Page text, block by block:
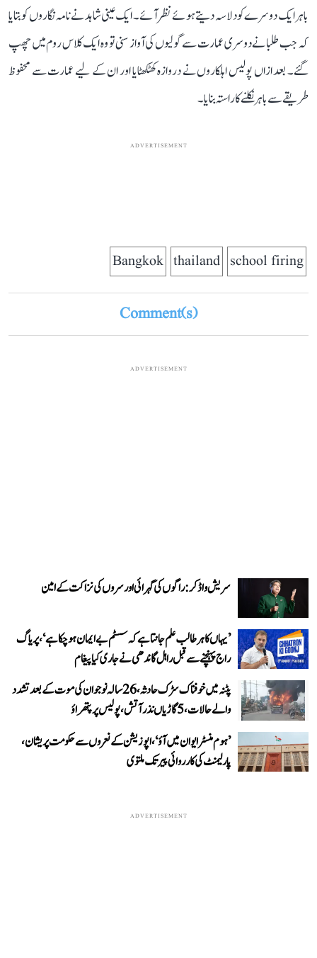
باہر ایک دوسرے کو دلاسہ دیتے ہوئے نظر آئے۔ ایک عینی شاہد نے نامہ نگاروں کو بتایا
کہ جب طلبا نے دوسری عمارت سے گولیوں کی آواز سنی تو وہ ایک کلاس روم میں چھپ
گئے۔ بعد ازاں پولیس اہلکاروں نے دروازہ کھٹکھٹایا اور ان کے لیے عمارت سے محفوظ
طریقے سے باہر نکلنے کا راستہ بنایا۔
ADVERTISEMENT
school firing
thailand
Bangkok
Comment(s)
ADVERTISEMENT
سریش واڈکر: راگوں کی گہرائی اور سروں کی نزاکت کے امین
’یہاں کا ہر طالب علم جانتا ہے کہ سسٹم بے ایمان ہو چکا ہے‘، پریاگ
راج پہنچنے سے قبل راہل گاندھی نے جاری کیا پیغام
پٹنہ میں خوفناک سڑک حادثہ، 26 سالہ نوجوان کی موت کے بعد تشدد
والے حالات، 5 گاڑیاں نذر آتش، پولیس پر پتھراؤ
’ہوم منسٹر ایوان میں آؤ‘، اپوزیشن کے نعروں سے حکومت پریشان،
پارلیمنٹ کی کارروائی پیر تک ملتوی
ADVERTISEMENT